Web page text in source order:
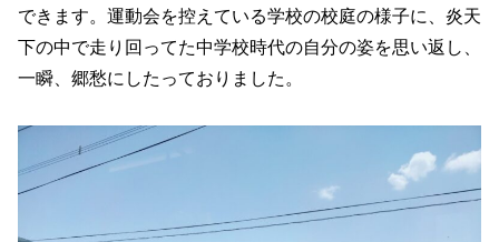
できます。運動会を控えている学校の校庭の様子に、炎天
下の中で走り回ってた中学校時代の自分の姿を思い返し、
一瞬、郷愁にしたっておりました。